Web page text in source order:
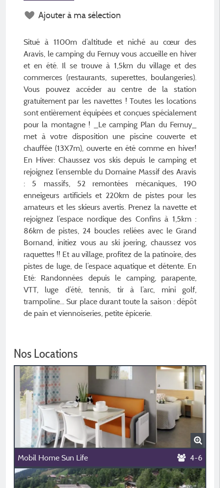
Ajouter à ma sélection
Situé à 1100m d’altitude et niché au cœur des
Aravis, le camping du Fernuy vous accueille en hiver
et en été. Il se trouve à 1,5km du village et des
commerces (restaurants, superettes, boulangeries).
Vous pouvez accéder au centre de la station
gratuitement par les navettes ! Toutes les locations
sont entièrement équipées et conçues spécialement
pour la montagne ! _Le camping Plan du Fernuy_
met à votre disposition une piscine couverte et
chauffée (13X7m), ouverte en été comme en hiver!
En Hiver: Chaussez vos skis depuis le camping et
rejoignez l’ensemble du Domaine Massif des Aravis
: 5 massifs, 52 remontées mécaniques, 190
enneigeurs artificiels et 220km de pistes pour les
amateurs et les skieurs avertis. Prenez la navette et
rejoignez l’espace nordique des Confins à 1,5km :
86km de pistes, 24 boucles reliées avec le Grand
Bornand, initiez vous au ski joering, chaussez vos
raquettes !! Et au village, profitez de la patinoire, des
pistes de luge, de l’espace aquatique et détente. En
Eté: Randonnées depuis le camping, parapente,
VTT, luge d’été, tennis, tir à l’arc, mini golf,
trampoline... Sur place durant toute la saison : dépôt
de pain et viennoiseries, petite épicerie.
Nos Locations
Mobil Home Sun Life 4-6